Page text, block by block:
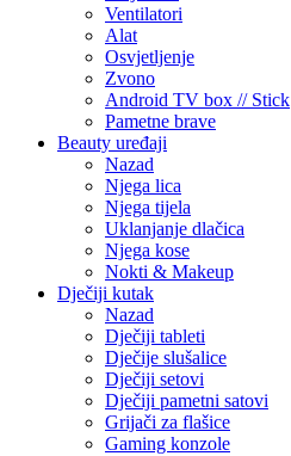
Ventilatori
Alat
Osvjetljenje
Zvono
Android TV box // Stick
Pametne brave
Beauty uređaji
Nazad
Njega lica
Njega tijela
Uklanjanje dlačica
Njega kose
Nokti & Makeup
Dječiji kutak
Nazad
Dječiji tableti
Dječije slušalice
Dječiji setovi
Dječiji pametni satovi
Grijači za flašice
Gaming konzole